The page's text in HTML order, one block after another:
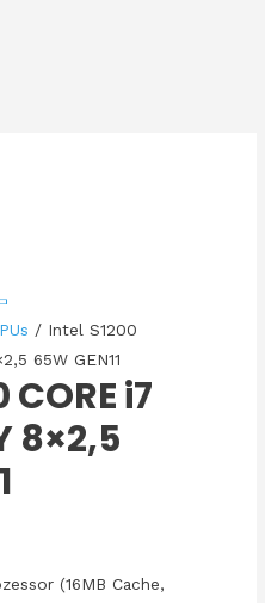
/ Intel S1200
65W GEN11
i7
8×2,5
(16MB Cache,